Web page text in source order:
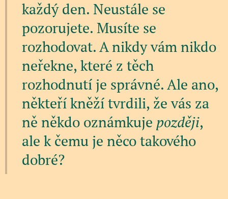
každý den. Neustále se
pozorujete. Musíte se
rozhodovat. A nikdy vám nikdo
neřekne, které z těch
rozhodnutí je správné. Ale ano,
někteří kněží tvrdili, že vás za
ně někdo oznámkuje později,
ale k čemu je něco takového
dobré?